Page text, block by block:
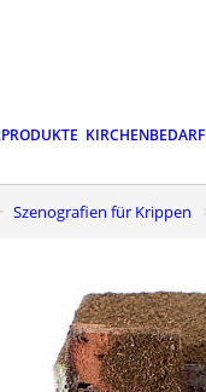
KIRCHENBEDARF
Szenografien für Krippen